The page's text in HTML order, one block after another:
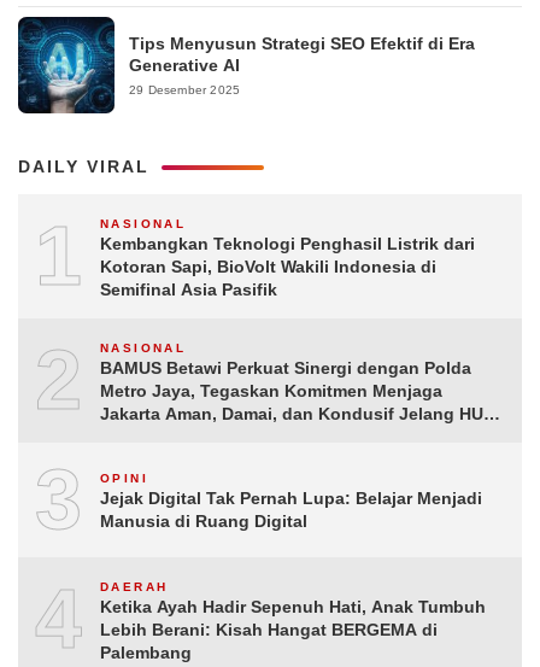
Tips Menyusun Strategi SEO Efektif di Era
Generative AI
29 Desember 2025
DAILY VIRAL
1 NASIONAL
Kembangkan Teknologi Penghasil Listrik dari
Kotoran Sapi, BioVolt Wakili Indonesia di
Semifinal Asia Pasifik
2 NASIONAL
BAMUS Betawi Perkuat Sinergi dengan Polda
Metro Jaya, Tegaskan Komitmen Menjaga
Jakarta Aman, Damai, dan Kondusif Jelang HUT
3 OPINI
Jejak Digital Tak Pernah Lupa: Belajar Menjadi
Manusia di Ruang Digital
4 DAERAH
Ketika Ayah Hadir Sepenuh Hati, Anak Tumbuh
Lebih Berani: Kisah Hangat BERGEMA di
Palembang